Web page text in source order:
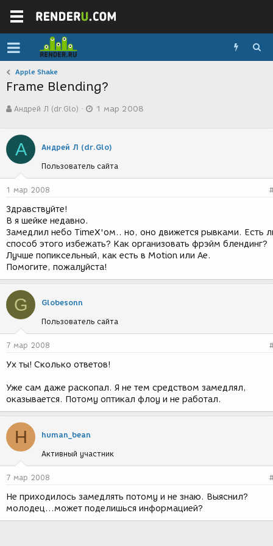
Apple Shake
Frame Blending?
в
о
р
т
е
м
ы
Андрей Л (dr.Glo)
а
с
з
д
1 мар 2008
А Андрей Л (dr.Glo)
Пользователь сайта
1 мар 2008
Здравствуйте!
В я шейке недавно.
Замедлил небо TimeX'ом.. но, оно движется рывками. Есть
способ этого избежать? Как организовать фрэйм блендинг?
Лучше попиксельный, как есть в Motion или Ae.
Помогите, пожалуйста!
G Globesonn
Пользователь сайта
7 мар 2008
Ух ты! Сколько ответов!
Уже сам даже раскопал. Я не тем средством замедлял,
оказывается. Потому оптикал флоу и не работал.
H human_bean
Активный участник
7 мар 2008
Не приходилось замедлять потому и не знаю. Выяснил?
молодец...может поделишься информацией?